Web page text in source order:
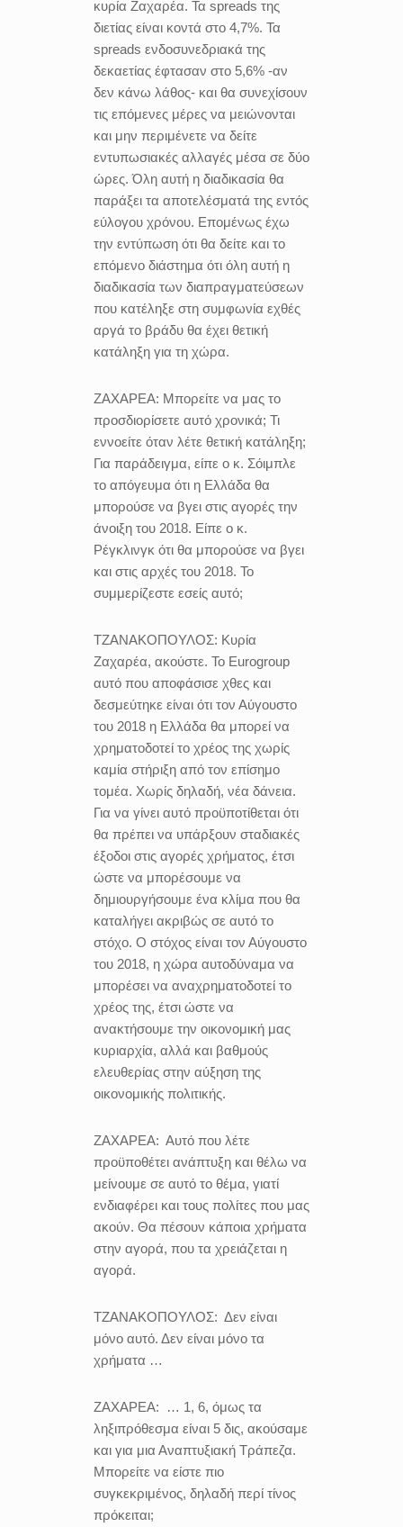
κυρία Ζαχαρέα. Τα spreads της
διετίας είναι κοντά στο 4,7%. Τα
spreads ενδοσυνεδριακά της
δεκαετίας έφτασαν στο 5,6% -αν
δεν κάνω λάθος- και θα συνεχίσουν
τις επόμενες μέρες να μειώνονται
και μην περιμένετε να δείτε
εντυπωσιακές αλλαγές μέσα σε δύο
ώρες. Όλη αυτή η διαδικασία θα
παράξει τα αποτελέσματά της εντός
εύλογου χρόνου. Επομένως έχω
την εντύπωση ότι θα δείτε και το
επόμενο διάστημα ότι όλη αυτή η
διαδικασία των διαπραγματεύσεων
που κατέληξε στη συμφωνία εχθές
αργά το βράδυ θα έχει θετική
κατάληξη για τη χώρα.
ΖΑΧΑΡΕΑ: Μπορείτε να μας το
προσδιορίσετε αυτό χρονικά; Τι
εννοείτε όταν λέτε θετική κατάληξη;
Για παράδειγμα, είπε ο κ. Σόιμπλε
το απόγευμα ότι η Ελλάδα θα
μπορούσε να βγει στις αγορές την
άνοιξη του 2018. Είπε ο κ.
Ρέγκλινγκ ότι θα μπορούσε να βγει
και στις αρχές του 2018. Το
συμμερίζεστε εσείς αυτό;
ΤΖΑΝΑΚΟΠΟΥΛΟΣ: Κυρία
Ζαχαρέα, ακούστε. Το Eurogroup
αυτό που αποφάσισε χθες και
δεσμεύτηκε είναι ότι τον Αύγουστο
του 2018 η Ελλάδα θα μπορεί να
χρηματοδοτεί το χρέος της χωρίς
καμία στήριξη από τον επίσημο
τομέα. Χωρίς δηλαδή, νέα δάνεια.
Για να γίνει αυτό προϋποτίθεται ότι
θα πρέπει να υπάρξουν σταδιακές
έξοδοι στις αγορές χρήματος, έτσι
ώστε να μπορέσουμε να
δημιουργήσουμε ένα κλίμα που θα
καταλήγει ακριβώς σε αυτό το
στόχο. Ο στόχος είναι τον Αύγουστο
του 2018, η χώρα αυτοδύναμα να
μπορέσει να αναχρηματοδοτεί το
χρέος της, έτσι ώστε να
ανακτήσουμε την οικονομική μας
κυριαρχία, αλλά και βαθμούς
ελευθερίας στην αύξηση της
οικονομικής πολιτικής.
ΖΑΧΑΡΕΑ: Αυτό που λέτε
προϋποθέτει ανάπτυξη και θέλω να
μείνουμε σε αυτό το θέμα, γιατί
ενδιαφέρει και τους πολίτες που μας
ακούν. Θα πέσουν κάποια χρήματα
στην αγορά, που τα χρειάζεται η
αγορά.
ΤΖΑΝΑΚΟΠΟΥΛΟΣ: Δεν είναι
μόνο αυτό. Δεν είναι μόνο τα
χρήματα …
ΖΑΧΑΡΕΑ:
… 1, 6, όμως τα
ληξιπρόθεσμα είναι 5 δις, ακούσαμε
και για μια Αναπτυξιακή Τράπεζα.
Μπορείτε να είστε πιο
συγκεκριμένος, δηλαδή περί τίνος
πρόκειται;